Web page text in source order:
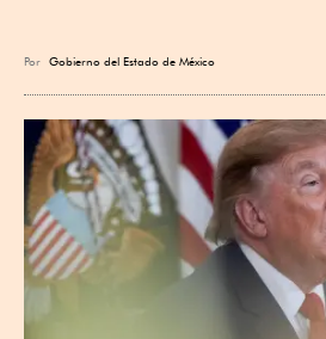
Por Gobierno del Estado de México